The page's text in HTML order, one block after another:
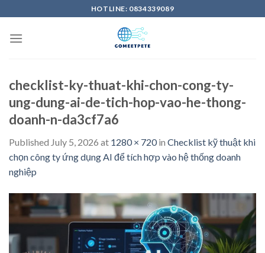
content
HOTLINE: 0834339089
checklist-ky-thuat-khi-chon-cong-ty-
ung-dung-ai-de-tich-hop-vao-he-thong-
doanh-n-da3cf7a6
Published July 5, 2026 at 1280 × 720in Checklist kỹ thuật khi
chọn công ty ứng dụng AI để tích hợp vào hệ thống doanh
nghiệp